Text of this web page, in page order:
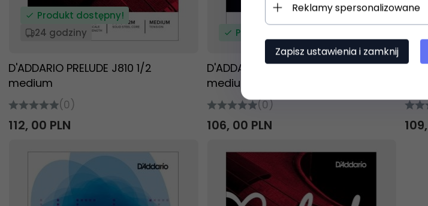
Produkt dostępny!
24 godziny
D'ADDARIO PRELUDE J810 1/2
medium
(0)
112, 00 PLN
Produkt dostępny!
D'ADDARIO PRELUDE J810 1/8
medium
(0)
106, 00 PLN 109,
Reklamy spersonalizowane
Zapisz ustawienia i zamknij